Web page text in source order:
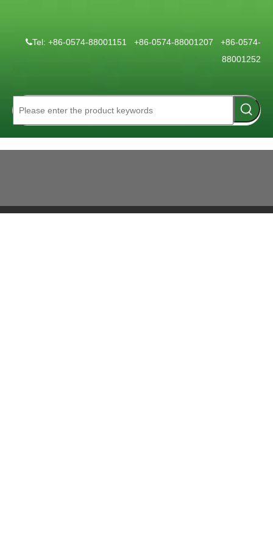
Tel: +86-0574-88001151 +86-0574-88001207 +86-0574-
88001252